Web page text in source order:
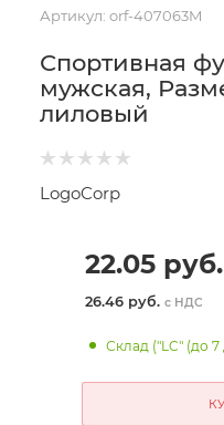
Артикул: orf-407063M
Спортивная
мужская,
лиловый
LogoCorp
22.05руб.
26.46 руб. с НДС
Склад ("LC" (до 7